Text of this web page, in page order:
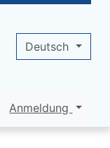
Anmeldung
Deutsch